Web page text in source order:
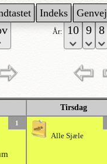
Indeks Genvej
År:
Tirsdag
1
Alle Sjæle